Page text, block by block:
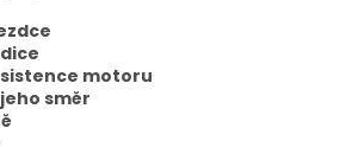
motoru
směr